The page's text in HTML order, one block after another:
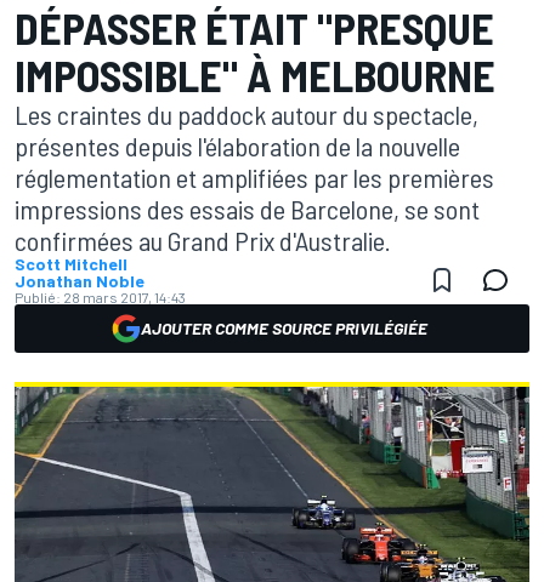
DÉPASSER ÉTAIT "PRESQUE
IMPOSSIBLE" À MELBOURNE
Les craintes du paddock autour du spectacle,
présentes depuis l'élaboration de la nouvelle
réglementation et amplifiées par les premières
impressions des essais de Barcelone, se sont
confirmées au Grand Prix d'Australie.
Scott Mitchell
Jonathan Noble
Publié: 28 mars 2017, 14:43
AJOUTER COMME SOURCE PRIVILÉGIÉE